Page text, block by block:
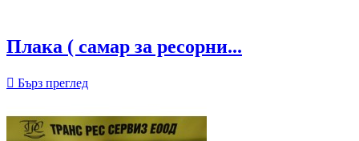
Плака ( самар за ресорни...
 Бърз преглед